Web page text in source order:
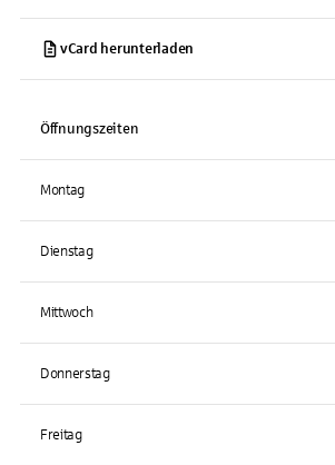
vCard herunterladen
Öffnungszeiten
Montag
Dienstag
Mittwoch
Donnerstag
Freitag